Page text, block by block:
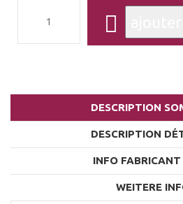
DESCRIPTION
DESCRIPTION
INFO FABRICANT
WEITERE